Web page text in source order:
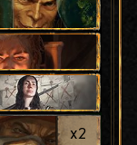
x2